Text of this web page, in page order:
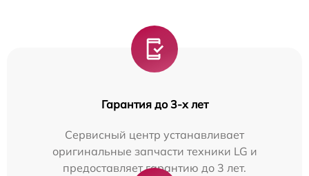
Гарантия до 3-х лет
Сервисный центр устанавливает
оригинальные запчасти техники LG и
предоставляет гарантию до 3 лет.